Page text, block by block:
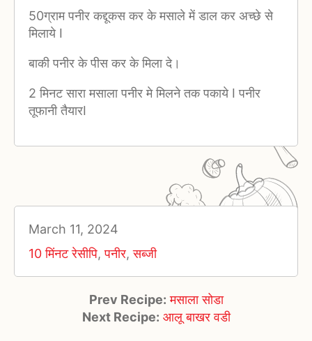
50ग्राम पनीर कद्दूकस कर के मसाले में डाल कर अच्छे से
मिलाये I
बाकी पनीर के पीस कर के मिला दे।
2 मिनट सारा मसाला पनीर मे मिलने तक पकाये I पनीर
तूफानी तैयारI
March 11, 2024
10 मिंनट रेसीपि,पनीर,सब्जी
Prev Recipe: मसाला सोडा
Next Recipe: आलू बाखर वडी